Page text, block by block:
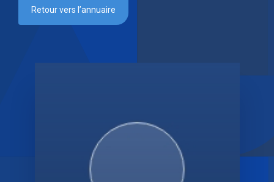
Retour vers l’annuaire